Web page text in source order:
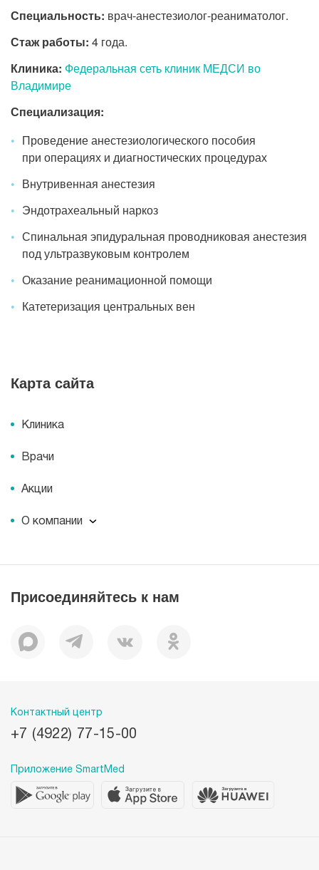
Специальность: врач-анестезиолог-реаниматолог.
Стаж работы: 4 года.
Клиника: Федеральная сеть клиник МЕДСИ во
Владимире
Специализация:
Проведение анестезиологического пособия
при операциях и диагностических процедурах
Внутривенная анестезия
Эндотрахеальный наркоз
Спинальная эпидуральная проводниковая анестезия
под ультразвуковым контролем
Оказание реанимационной помощи
Катетеризация центральных вен
Карта сайта
Клиника
Врачи
Акции
О компании
Миссия
Корпоративная социальная ответственность
Вакансии
Присоединяйтесь к нам
Контактный центр
+7 (4922) 77-15-00
Приложение SmartMed